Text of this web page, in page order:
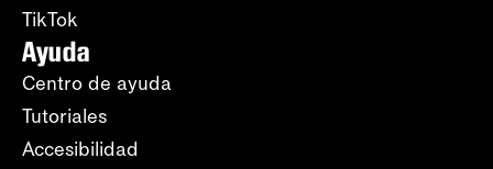
TikTok
Ayuda
Centro de ayuda
Tutoriales
Accesibilidad